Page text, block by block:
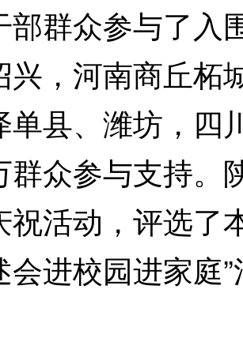
部群众参与了入
兴，河南商丘柘
单县、潍坊，四
群众参与支持。
祝活动，评选了
会进校园进家庭